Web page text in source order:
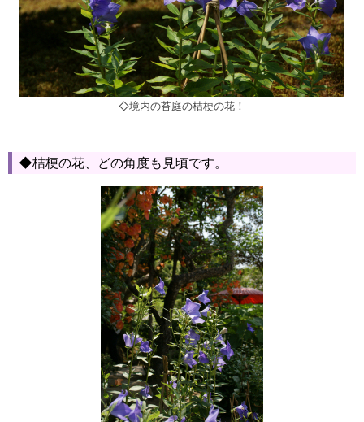
◇境内の苔庭の桔梗の花！
◆桔梗の花、どの角度も見頃です。